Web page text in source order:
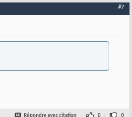
#7
Répondre avec citation 0 0